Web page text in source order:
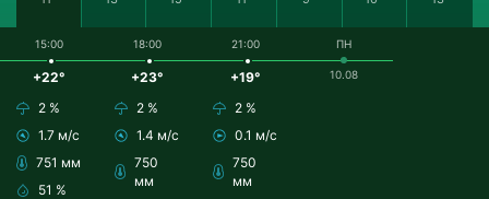
15:00
+22°
2 %
1.7 м/с
751 мм
51 %
18:00
+23°
2 %
1.4 м/с
750
мм
21:00
+19°
2 %
0.1 м/с
750
мм
ПН
10.08